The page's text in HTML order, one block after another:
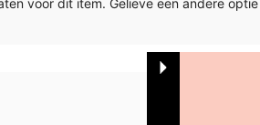
voor dit item. Gelieve een andere